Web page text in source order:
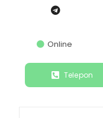
Online
Telepon